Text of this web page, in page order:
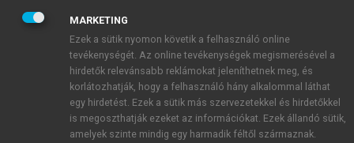
JELSZÓ
JELSZÓ ÚJRA
Kérek értesítést a MeRSZ újdonságairól, akcióiról.
MARKETING
Ezek a sütik nyomon követik a felhasználó online
tevékenységét. Az online tevékenységek megismerésével a
hirdetők relevánsabb reklámokat jeleníthetnek meg, és
korlátozhatják, hogy a felhasználó hány alkalommal láthat
egy hirdetést. Ezek a sütik más szervezetekkel és hirdetőkkel
is megoszthatják ezeket az információkat. Ezek állandó sütik,
amelyek szinte mindig egy harmadik féltől származnak.